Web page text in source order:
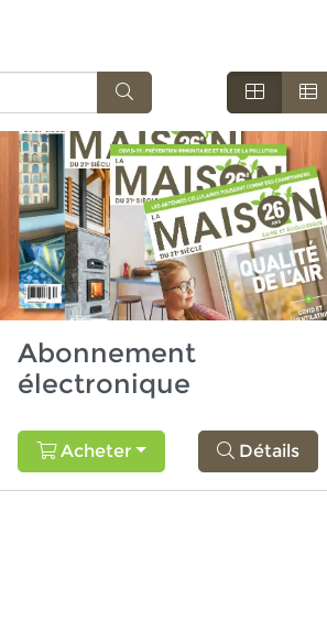
Abonnement
électronique
Acheter Détails